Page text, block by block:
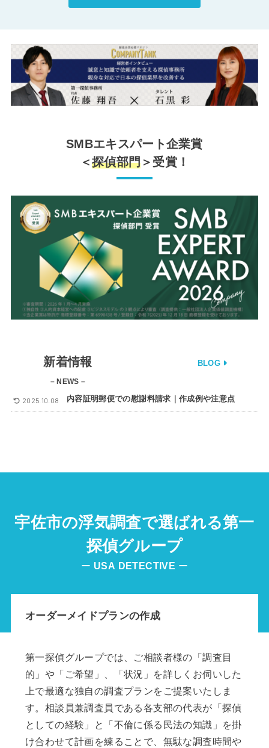
SMBエキスパート企業賞
＜探偵部門 ＞受賞！
新着情報
– NEWS –
BLOG
内容証明郵便での慰謝料請求｜作成例や注意点
2025.10.08
宇佐市の浮気調査で選ばれる第一
探偵グループ
ー USA DETECTIVE ー
オーダーメイドプランの作成
第一探偵グループでは、ご相談者様の「調査目
的」や「ご希望」、「状況」を詳しくお伺いした
上で最適な独自の調査プランをご提案いたしま
す。相談員兼調査員である各支部の代表が「探偵
としての経験」と「不倫に係る民法の知識」を掛
け合わせて計画を練ることで、無駄な調査時間や